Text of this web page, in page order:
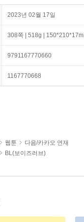
2023년 02월 17일
308쪽 | 518g |
9791167770660
1167770668
웹툰
다음/카카오 연재
BL(보이즈러브)